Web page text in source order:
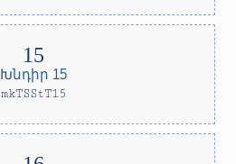
Խնդիր 15
mkTSStT15